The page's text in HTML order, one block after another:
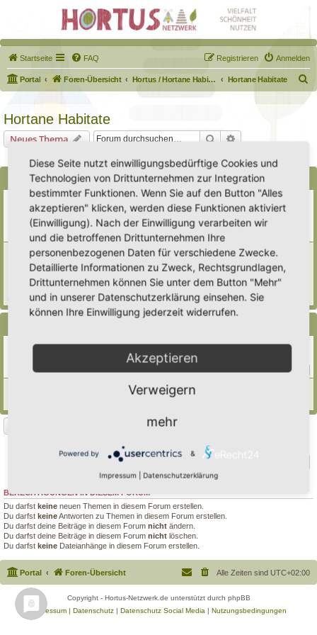
Startseite FAQ Anmelden
Registrieren
Portal Foren-Übersicht Hortus / Hortane Habitate / Garten auf dem Weg Hortane Habitate
u
Hortane Habitate
Neues Thema Suche
Bekanntmachungen
Erweiterung der Kriterien zur Eintragung eines Hortus
Letzter Beitrag vonHeike Ehrle«Di 29. Jul 2025, 17:08
Verfasst inAnkündigungen & Fragen zum Forum
Antworten:3
[Bitte lesen] Wie funktioniert die Eintragung Eurer
Gartenprojekte
So 15. Feb 2026, 18:08
Verfasst inEingetragener Hortus - Mein Hortus und ich!
Antworten:1
Blühpatenschaft an der Bushaltestelle
tree12«Fr 22. Mai 2026, 09:40
Robert Jeanrond-Bürgerpark Kleinblittersdorf
Fr 16. Feb 2024, 10:18
BERECHTIGUNGEN IN DIESEM FORUM
Du darfst keine neuen Themen in diesem Forum erstellen.
Du darfst keineAntworten zu Themen in diesem Forum erstellen.
Du darfst deine Beiträge in diesem Forum nicht ändern.
Du darfst deine Beiträge in diesem Forum nicht löschen.
Du darfst keine Dateianhänge in diesem Forum erstellen.
Portal Foren-Übersicht Alle Zeiten sind UTC+02:00
Copyright - Hortus-Netzwerk.de unterstützt durch phpBB
Impressum| Datenschutz| Datenschutz Social Media | Nutzungsbedingungen
Diese Seite nutzt einwilligungsbedürftige Cookies und
Technologien von Drittunternehmen zur Integration
bestimmter Funktionen. Wenn Sie auf den Button "Alles
akzeptieren" klicken, werden diese Funktionen aktiviert
(Einwilligung). Nach der Einwilligung verarbeiten wir
und die betroffenen Drittunternehmen Ihre
personenbezogenen Daten für verschiedene Zwecke.
Detaillierte Informationen zu Zweck, Rechtsgrundlagen,
Drittunternehmen können Sie unter dem Button "Mehr"
und in unserer Datenschutzerklärung einsehen. Sie
können Ihre Einwilligung jederzeit widerrufen.
Akzeptieren
Verweigern
mehr
Powered by &
Impressum Datenschutzerklärung